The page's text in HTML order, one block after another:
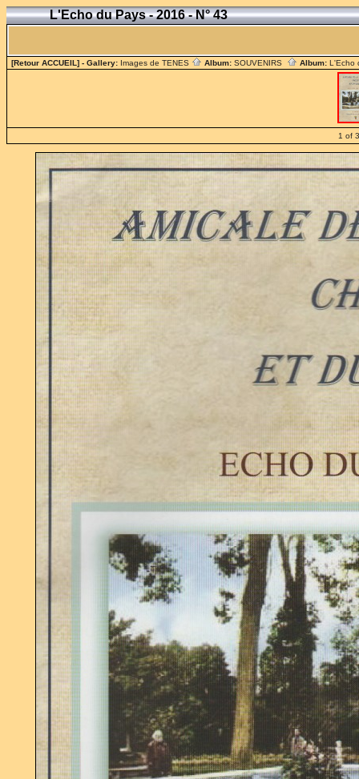
L'Echo du Pays - 2016 - N° 43
[Retour ACCUEIL] - Gallery: Images de TENES Album: SOUVENIRS Album: L'Echo
1 of